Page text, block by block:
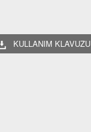
KULLANIM KLAVUZU